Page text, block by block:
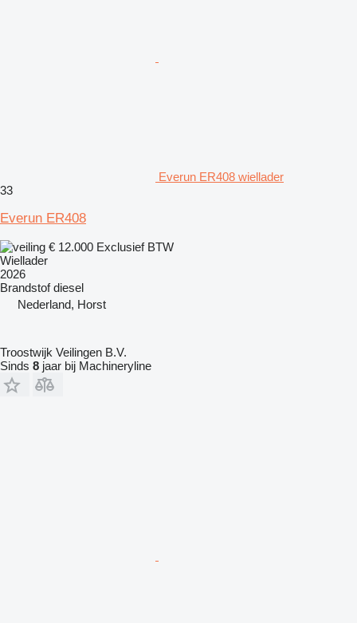
Everun ER408 wiellader
33
Everun ER408
€ 12.000 Exclusief BTW
Wiellader
2026
Brandstof diesel
Nederland, Horst
Troostwijk Veilingen B.V.
Sinds 8 jaar bij Machineryline